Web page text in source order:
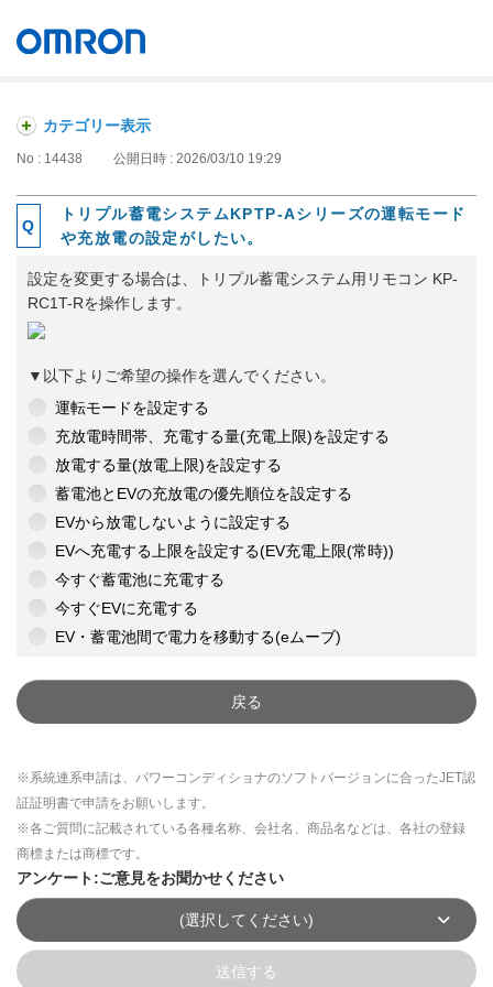
カテゴリー表示
No : 14438 公開日時 : 2026/03/10 19:29
トリプル蓄電システムKPTP-Aシリーズの運転モード
や充放電の設定がしたい。
設定を変更する場合は、トリプル蓄電システム用リモコン KP-
RC1T-Rを操作します。
▼以下よりご希望の操作を選んでください。
運転モードを設定する
充放電時間帯、充電する量(充電上限)を設定する
放電する量(放電上限)を設定する
蓄電池とEVの充放電の優先順位を設定する
EVから放電しないように設定する
EVへ充電する上限を設定する(EV充電上限(常時))
今すぐ蓄電池に充電する
今すぐEVに充電する
EV・蓄電池間で電力を移動する(eムーブ)
戻る
※系統連系申請は、パワーコンディショナのソフトバージョンに合ったJET認
証証明書で申請をお願いします。
※各ご質問に記載されている各種名称、会社名、商品名などは、各社の登録
商標または商標です。
アンケート:ご意見をお聞かせください
(選択してください)
送信する